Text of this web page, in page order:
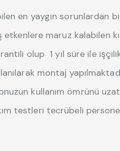
en yaygın sorunlardan
etkenlere maruz kalabilen
olup 1 yıl süre ile
montaj
kullanım ömrünü
testleri tecrübeli